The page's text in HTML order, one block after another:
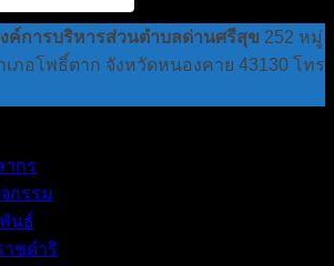
ค์การบริหารส่วนตำบลด่านศรีสุข 252 หมู่
ภอโพธิ์ตาก จังหวัดหนองคาย 43130 โทร
ากร
กรรม
นธ์
าชดำริ